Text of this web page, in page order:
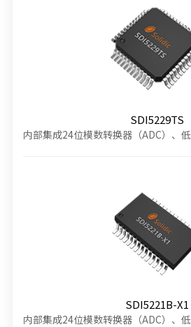
SDI5229TS
SDI5221B-X1